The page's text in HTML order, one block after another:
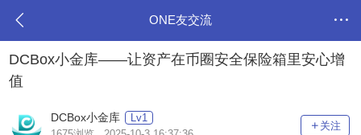
ONE友交流
DCBox小金库——让资产在币圈安全保险箱里安心增
值
DCBox小金库
Lv1
关注